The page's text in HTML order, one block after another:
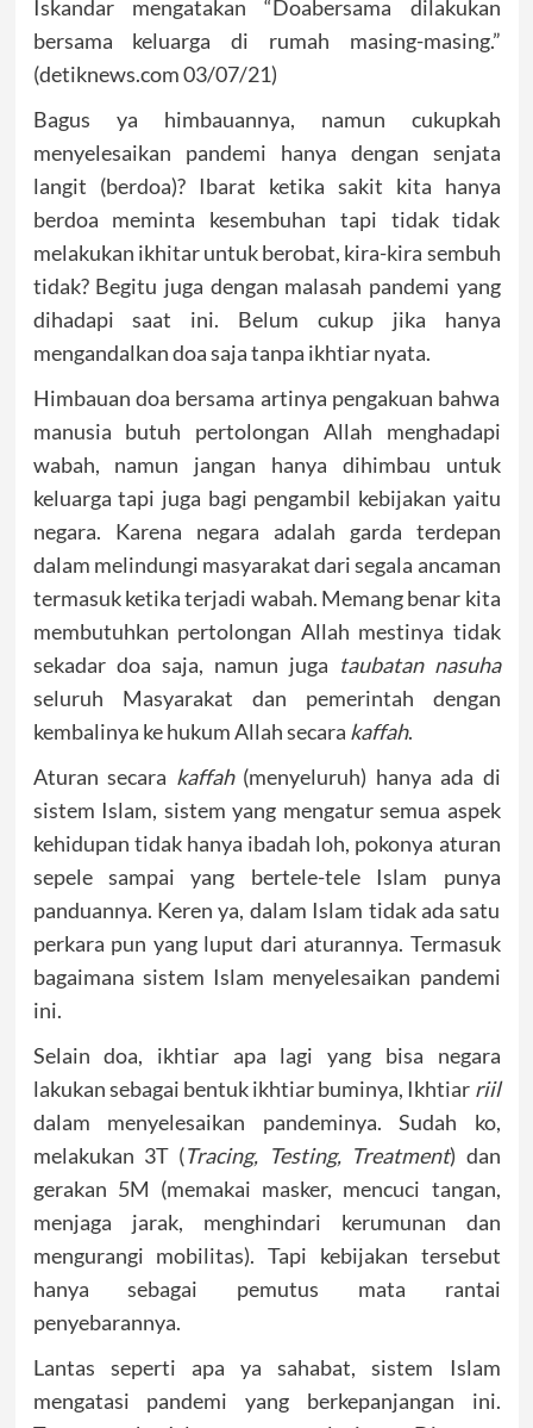
Iskandar mengatakan “Doabersama dilakukan
bersama keluarga di rumah masing-masing.”
(detiknews.com 03/07/21)
Bagus ya himbauannya, namun cukupkah
menyelesaikan pandemi hanya dengan senjata
langit (berdoa)? Ibarat ketika sakit kita hanya
berdoa meminta kesembuhan tapi tidak tidak
melakukan ikhitar untuk berobat, kira-kira sembuh
tidak? Begitu juga dengan malasah pandemi yang
dihadapi saat ini. Belum cukup jika hanya
mengandalkan doa saja tanpa ikhtiar nyata.
Himbauan doa bersama artinya pengakuan bahwa
manusia butuh pertolongan Allah menghadapi
wabah, namun jangan hanya dihimbau untuk
keluarga tapi juga bagi pengambil kebijakan yaitu
negara. Karena negara adalah garda terdepan
dalam melindungi masyarakat dari segala ancaman
termasuk ketika terjadi wabah. Memang benar kita
membutuhkan pertolongan Allah mestinya tidak
sekadar doa saja, namun juga taubatan nasuha
seluruh Masyarakat dan pemerintah dengan
kembalinya ke hukum Allah secara kaffah.
Aturan secara kaffah(menyeluruh) hanya ada di
sistem Islam, sistem yang mengatur semua aspek
kehidupan tidak hanya ibadah loh, pokonya aturan
sepele sampai yang bertele-tele Islam punya
panduannya. Keren ya, dalam Islam tidak ada satu
perkara pun yang luput dari aturannya. Termasuk
bagaimana sistem Islam menyelesaikan pandemi
ini.
Selain doa, ikhtiar apa lagi yang bisa negara
lakukan sebagai bentuk ikhtiar buminya, Ikhtiar riil
dalam menyelesaikan pandeminya. Sudah ko,
melakukan 3T (Tracing, Testing, Treatment) dan
gerakan 5M (memakai masker, mencuci tangan,
menjaga jarak, menghindari kerumunan dan
mengurangi mobilitas). Tapi kebijakan tersebut
hanya sebagai pemutus mata rantai
penyebarannya.
Lantas seperti apa ya sahabat, sistem Islam
mengatasi pandemi yang berkepanjangan ini.